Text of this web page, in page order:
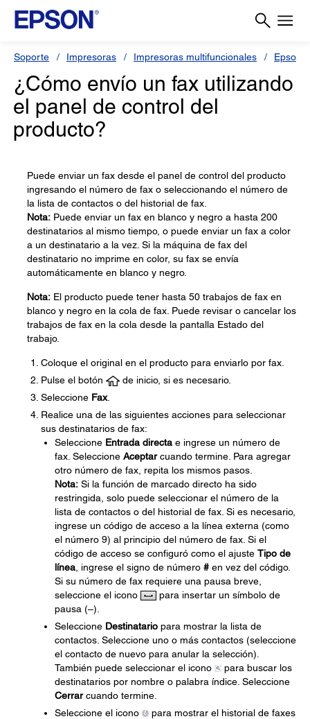
Soporte Impresoras Impresoras multifuncionales Epson
¿Cómo envío un fax utilizando
el panel de control del
producto?
Puede enviar un fax desde el panel de control del producto
ingresando el número de fax o seleccionando el número de
la lista de contactos o del historial de fax.
Nota: Puede enviar un fax en blanco y negro a hasta 200
destinatarios al mismo tiempo, o puede enviar un fax a color
a un destinatario a la vez. Si la máquina de fax del
destinatario no imprime en color, su fax se envía
automáticamente en blanco y negro.
Nota: El producto puede tener hasta 50 trabajos de fax en
blanco y negro en la cola de fax. Puede revisar o cancelar los
trabajos de fax en la cola desde la pantalla Estado del
trabajo.
Coloque el original en el producto para enviarlo por fax.
Pulse el botón
de inicio, si es necesario.
Seleccione Fax.
Realice una de las siguientes acciones para seleccionar
sus destinatarios de fax:
Seleccione Entrada directa e ingrese un número de
fax. Seleccione Aceptarcuando termine. Para agregar
otro número de fax, repita los mismos pasos.
Nota: Si la función de marcado directo ha sido
restringida, solo puede seleccionar el número de la
lista de contactos o del historial de fax. Si es necesario,
ingrese un código de acceso a la línea externa (como
el número 9) al principio del número de fax. Si el
código de acceso se configuró como el ajuste Tipo de
línea , ingrese el signo de número # en vez del código.
Si su número de fax requiere una pausa breve,
seleccione el icono
para insertar un símbolo de
pausa (–).
Seleccione Destinatario para mostrar la lista de
contactos. Seleccione uno o más contactos (seleccione
el contacto de nuevo para anular la selección).
También puede seleccionar el icono
para buscar los
destinatarios por nombre o palabra índice. Seleccione
Cerrarcuando termine.
Seleccione el icono
para mostrar el historial de faxes